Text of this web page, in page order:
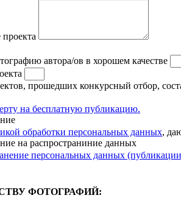
автора/ов в хорошем качестве
прошедших конкурсный отбор,
на бесплатную публикацию.
обработки персональных данных,
на распространиние данных
персональных данных
ФОТОГРАФИЙ: